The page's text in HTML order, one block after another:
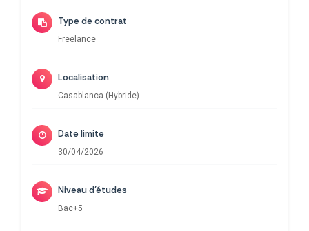
Type de contrat
Freelance
Localisation
Casablanca (Hybride)
Date limite
30/04/2026
Niveau d'études
Bac+5